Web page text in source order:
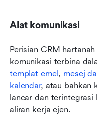
Alat komunikasi
Perisian CRM
templat emel, mesej
kalendar, atau bahkan
lancar dan terintegrasi
aliran kerja ejen.